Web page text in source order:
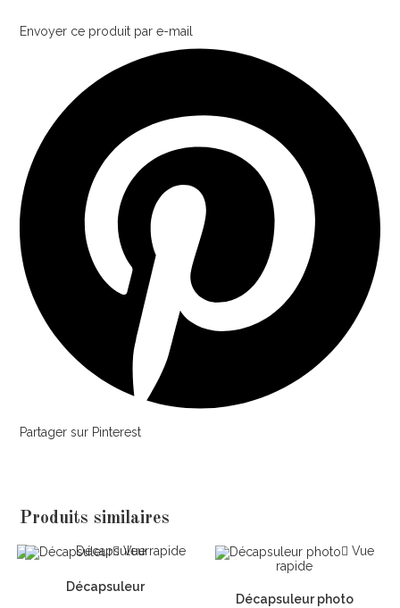
Envoyer ce produit par e-mail
Partager sur Pinterest
Produits similaires
Vue rapide
Décapsuleur
Vue
rapide
Décapsuleur photo